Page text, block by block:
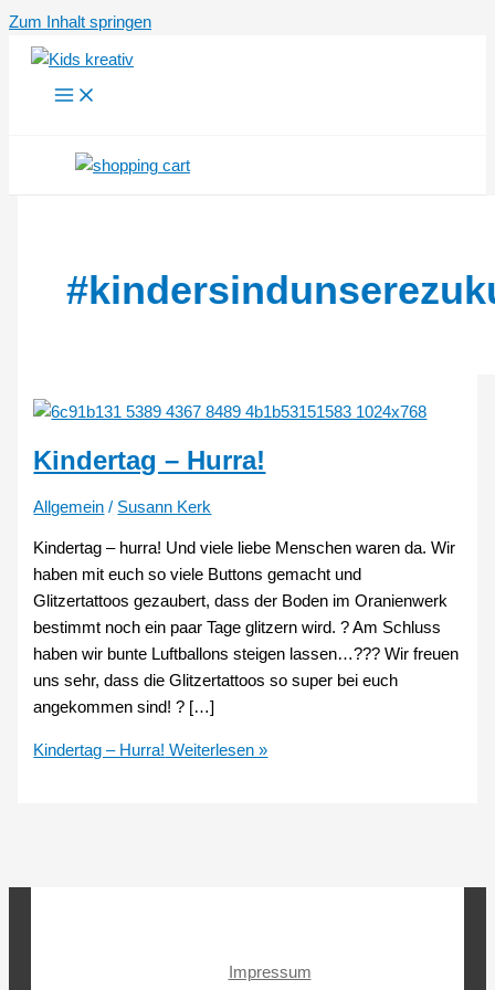
Zum Inhalt springen
Kindertag – Hurra!
Allgemein / Susann Kerk
Kindertag – hurra! Und viele liebe Menschen waren da. Wir
haben mit euch so viele Buttons gemacht und
Glitzertattoos gezaubert, dass der Boden im Oranienwerk
bestimmt noch ein paar Tage glitzern wird. ? Am Schluss
haben wir bunte Luftballons steigen lassen…??? Wir freuen
uns sehr, dass die Glitzertattoos so super bei euch
angekommen sind! ? […]
Kindertag – Hurra! Weiterlesen »
Impressum